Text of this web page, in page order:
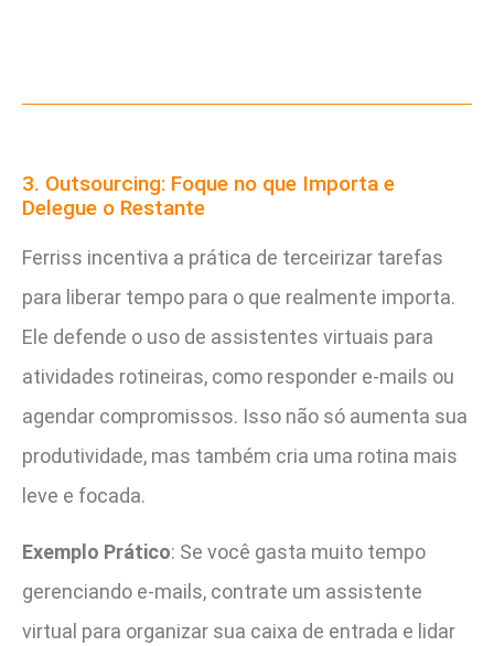
3. Outsourcing: Foque no que Importa e
Delegue o Restante
Ferriss incentiva a prática de terceirizar tarefas
para liberar tempo para o que realmente importa.
Ele defende o uso de assistentes virtuais para
atividades rotineiras, como responder e-mails ou
agendar compromissos. Isso não só aumenta sua
produtividade, mas também cria uma rotina mais
leve e focada.
Exemplo Prático: Se você gasta muito tempo
gerenciando e-mails, contrate um assistente
virtual para organizar sua caixa de entrada e lidar